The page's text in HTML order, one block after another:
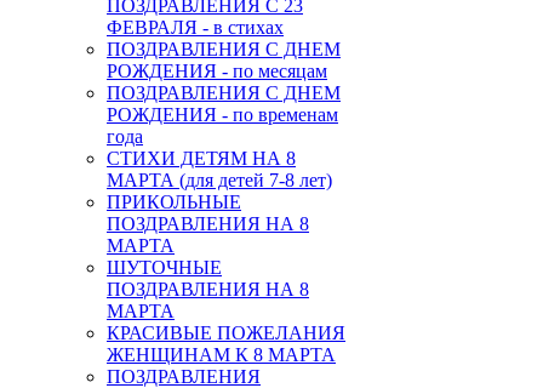
ПОЗДРАВЛЕНИЯ С 23
ФЕВРАЛЯ - в стихах
ПОЗДРАВЛЕНИЯ С ДНЕМ
РОЖДЕНИЯ - по месяцам
ПОЗДРАВЛЕНИЯ С ДНЕМ
РОЖДЕНИЯ - по временам
года
СТИХИ ДЕТЯМ НА 8
МАРТА (для детей 7-8 лет)
ПРИКОЛЬНЫЕ
ПОЗДРАВЛЕНИЯ НА 8
МАРТА
ШУТОЧНЫЕ
ПОЗДРАВЛЕНИЯ НА 8
МАРТА
КРАСИВЫЕ ПОЖЕЛАНИЯ
ЖЕНЩИНАМ К 8 МАРТА
ПОЗДРАВЛЕНИЯ